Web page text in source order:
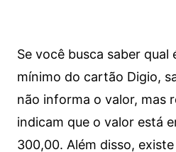
Se você busca saber qual
mínimo do cartão Digio,
não informa o valor, mas
indicam que o valor está
300,00. Além disso,